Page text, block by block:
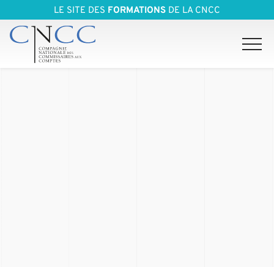
LE SITE DES FORMATIONS DE LA CNCC